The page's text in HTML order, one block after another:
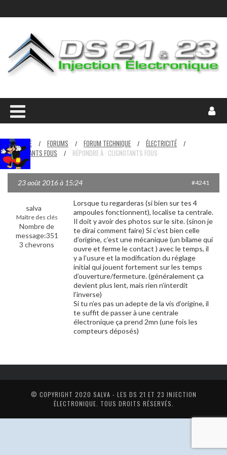
HOME / FORUMS / FORUM TECHNIQUE / ÉLECTRICITÉ /
CLIGNOTANTS FOUS / RÉPONDRE À : CLIGNOTANTS FOUS
23 août 2016 à 15:24 #4241
salva
Maître des clés
Nombre de
message:351
3 chevrons
Lorsque tu regarderas (si bien sur tes 4
ampoules fonctionnent), localise ta centrale.
Il doit y avoir des photos sur le site. (sinon je
te dirai comment faire) Si c’est bien celle
d’origine, c’est une mécanique (un bilame qui
ouvre et ferme le contact ) avec le temps, il
y a l’usure et la modification du réglage
initial qui jouent fortement sur les temps
d’ouverture/fermeture. (généralement ça
devient plus lent, mais rien n’interdit
l’inverse)
Si tu n’es pas un adepte de la vis d’origine, il
te suffit de passer à une centrale
électronique ça prend 2mn (une fois les
compteurs déposés)
© COPYRIGHT 2020 SALVA - LES DS 21 ET 23 INJECTION
ÉLECTRONIQUE . TOUS DROITS RÉSERVÉS.